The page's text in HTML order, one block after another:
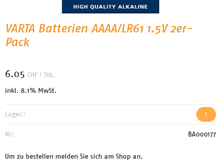
VARTA Batterien AAAA/LR61 1.5V 2er-
Pack
6.05 CHF / Stk.
inkl. 8.1% MwSt.
Lager:: 1
Nr: BA000177
Um zu bestellen melden Sie sich am Shop an.